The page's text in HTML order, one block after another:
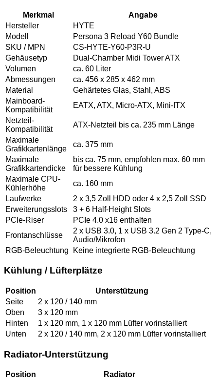
Merkmal
Angabe
Hersteller
HYTE
Modell
Persona 3 Reload Y60 Bundle
SKU / MPN
CS-HYTE-Y60-P3R-U
Gehäusetyp
Dual-Chamber Midi Tower ATX
Volumen
ca. 60 Liter
Abmessungen
ca. 456 x 285 x 462 mm
Material
Gehärtetes Glas, Stahl, ABS
Mainboard-
Kompatibilität
EATX, ATX, Micro-ATX, Mini-ITX
Netzteil-
Kompatibilität
ATX-Netzteil bis ca. 235 mm Länge
Maximale
Grafikkartenlänge
ca. 375 mm
Maximale
Grafikkartendicke
bis ca. 75 mm, empfohlen max. 60 mm
für bessere Kühlung
Maximale CPU-
Kühlerhöhe
ca. 160 mm
Laufwerke
2 x 3,5 Zoll HDD oder 4 x 2,5 Zoll SSD
Erweiterungsslots
3 + 6 Half-Height Slots
PCIe-Riser
PCIe 4.0 x16 enthalten
Frontanschlüsse
2 x USB 3.0, 1 x USB 3.2 Gen 2 Type-C,
Audio/Mikrofon
RGB-Beleuchtung
Keine integrierte RGB-Beleuchtung
Kühlung / Lüfterplätze
Position
Unterstützung
Seite
2 x 120 / 140 mm
Oben
3 x 120 mm
Hinten
1 x 120 mm, 1 x 120 mm Lüfter vorinstalliert
Unten
2 x 120 / 140 mm, 2 x 120 mm Lüfter vorinstalliert
Radiator-Unterstützung
Position
Radiator